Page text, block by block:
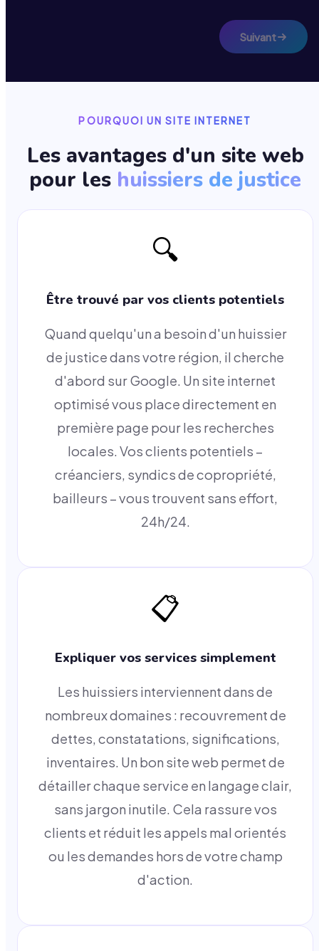
Suivant
POURQUOI UN SITE INTERNET
Les avantages d'un site web
pour les huissiers de justice
🔍
Être trouvé par vos clients potentiels
Quand quelqu'un a besoin d'un huissier
de justice dans votre région, il cherche
d'abord sur Google. Un site internet
optimisé vous place directement en
première page pour les recherches
locales. Vos clients potentiels –
créanciers, syndics de copropriété,
bailleurs – vous trouvent sans effort,
24h/24.
📋
Expliquer vos services simplement
Les huissiers interviennent dans de
nombreux domaines : recouvrement de
dettes, constatations, significations,
inventaires. Un bon site web permet de
détailler chaque service en langage clair,
sans jargon inutile. Cela rassure vos
clients et réduit les appels mal orientés
ou les demandes hors de votre champ
d'action.